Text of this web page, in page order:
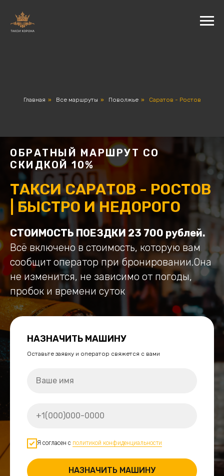
Главная » Все маршруты » Поволжье » Саратов - Ростов
ОБРАТНЫЙ МАРШРУТ СО
СКИДКОЙ 10%
ТАКСИ САРАТОВ - РОСТОВ
| БЫСТРО И НЕДОРОГО
СТОИМОСТЬ ПОЕЗДКИ 23 700 рублей.
Всё включено в стоимость, которую вам
сообщит оператор при бронировании.Она
не изменится, не зависимо от погоды,
пробок и времени суток
НАЗНАЧИТЬ МАШИНУ
Оставьте заявку и оператор свяжется с вами
Я согласен с политикой конфиденциальности
НАЗНАЧИТЬ МАШИНУ